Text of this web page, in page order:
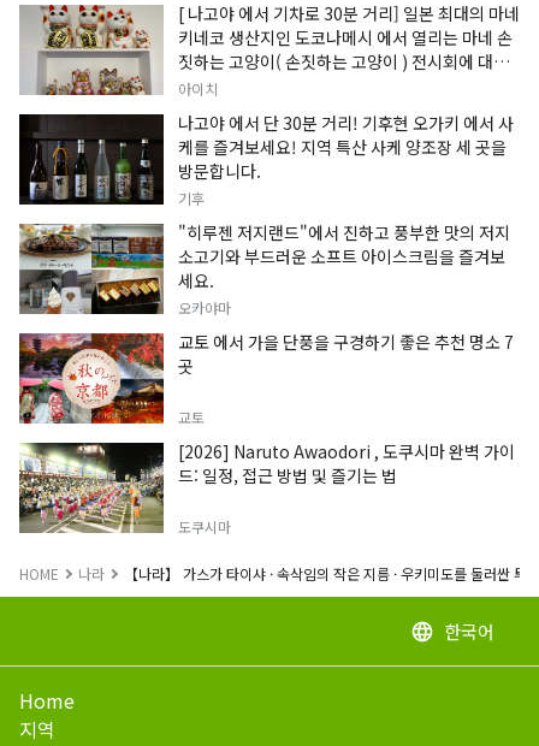
[ 나고야 에서 기차로 30분 거리] 일본 최대의 마네
키네코 생산지인 도코나메시 에서 열리는 마네 손
짓하는 고양이( 손짓하는 고양이 ) 전시회에 대한
정보입니다.
아이치
나고야 에서 단 30분 거리! 기후현 오가키 에서 사
케를 즐겨보세요! 지역 특산 사케 양조장 세 곳을
방문합니다.
기후
"히루젠 저지랜드"에서 진하고 풍부한 맛의 저지
소고기와 부드러운 소프트 아이스크림을 즐겨보
세요.
오카야마
교토 에서 가을 단풍을 구경하기 좋은 추천 명소 7
곳
교토
[2026] Naruto Awaodori , 도쿠시마 완벽 가이
드: 일정, 접근 방법 및 즐기는 법
도쿠시마
HOME 나라 【나라】 가스가 타이샤 · 속삭임의 작은 지름 · 우키미도를 둘러싼 투어
language 한국어
Home
지역